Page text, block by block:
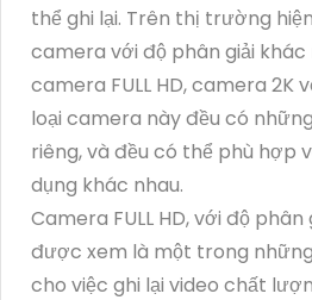
thể ghi lại. Trên thị trường
camera với độ phân giải khác
camera FULL HD, camera 2K
loại camera này đều có
riêng, và đều có thể phù hợp
dụng khác nhau.
Camera FULL HD, với độ phân
được xem là một trong
cho việc ghi lại video chất